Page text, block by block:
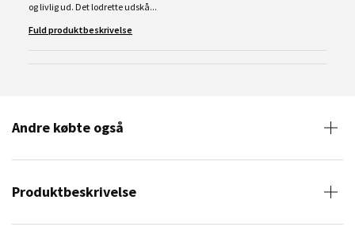
og livlig ud. Det lodrette udskå...
Fuld produktbeskrivelse
Andre købte også
Produktbeskrivelse